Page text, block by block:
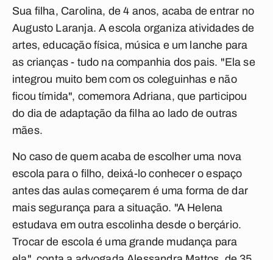
Sua filha, Carolina, de 4 anos, acaba de entrar no
Augusto Laranja. A escola organiza atividades de
artes, educação física, música e um lanche para
as crianças - tudo na companhia dos pais. "Ela se
integrou muito bem com os coleguinhas e não
ficou tímida", comemora Adriana, que participou
do dia de adaptação da filha ao lado de outras
mães.
No caso de quem acaba de escolher uma nova
escola para o filho, deixá-lo conhecer o espaço
antes das aulas começarem é uma forma de dar
mais segurança para a situação. "A Helena
estudava em outra escolinha desde o berçário.
Trocar de escola é uma grande mudança para